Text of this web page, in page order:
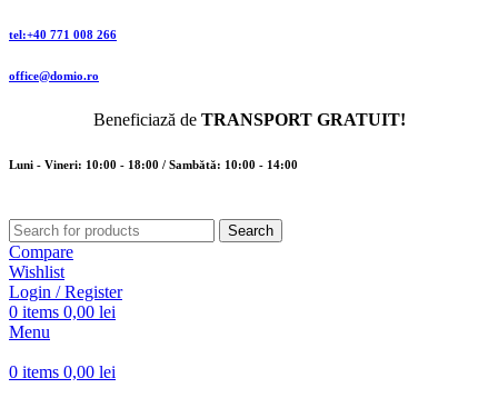
tel:+40 771 008 266
office@domio.ro
Beneficiază de TRANSPORT GRATUIT!
Luni - Vineri: 10:00 - 18:00 / Sambătă: 10:00 - 14:00
Search
Compare
Wishlist
Login / Register
0 items 0,00 lei
Menu
0 items 0,00 lei